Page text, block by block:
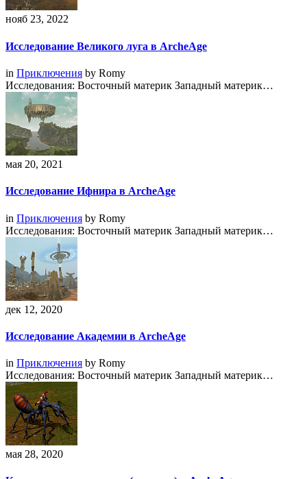
нояб 23, 2022
Исследование Великого луга в ArcheAge
in Приключения by Romy
Исследования: Восточный материк Западный материк…
мая 20, 2021
Исследование Ифнира в ArcheAge
in Приключения by Romy
Исследования: Восточный материк Западный материк…
дек 12, 2020
Исследование Академии в ArcheAge
in Приключения by Romy
Исследования: Восточный материк Западный материк…
мая 28, 2020